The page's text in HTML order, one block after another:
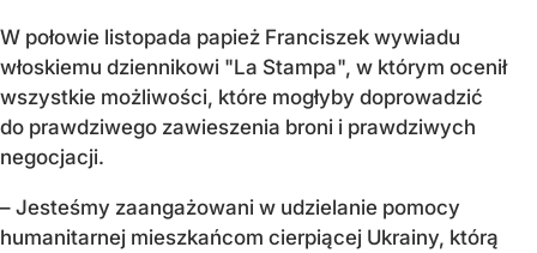
W połowie listopada papież Franciszek wywiadu
włoskiemu dziennikowi "La Stampa", w którym ocenił
wszystkie możliwości, które mogłyby doprowadzić
do prawdziwego zawieszenia broni i prawdziwych
negocjacji.
– Jesteśmy zaangażowani w udzielanie pomocy
humanitarnej mieszkańcom cierpiącej Ukrainy, którą